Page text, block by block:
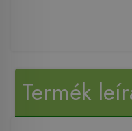
Termék